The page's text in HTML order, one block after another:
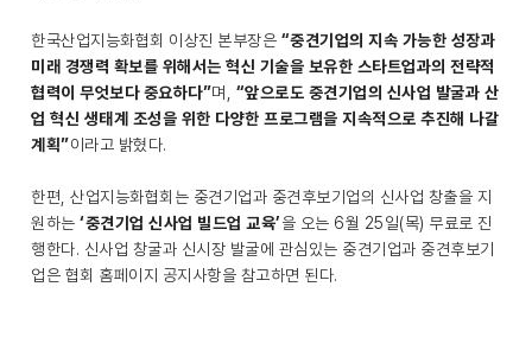
한국산업지능화협회 이상진 본부장은 “중견기업의 지속 가능한 성장과
미래 경쟁력 확보를 위해서는 혁신 기술을 보유한 스타트업과의 전략적
협력이 무엇보다 중요하다”며, “앞으로도 중견기업의 신사업 발굴과 산
업 혁신 생태계 조성을 위한 다양한 프로그램을 지속적으로 추진해 나갈
계획”이라고 밝혔다.
한편, 산업지능화협회는 중견기업과 중견후보기업의 신사업 창출을 지
원하는 ‘중견기업 신사업 빌드업 교육’을 오는 6월 25일(목) 무료로 진
행한다. 신사업 창굴과 신시장 발굴에 관심있는 중견기업과 중견후보기
업은 협회 홈페이지 공지사항을 참고하면 된다.